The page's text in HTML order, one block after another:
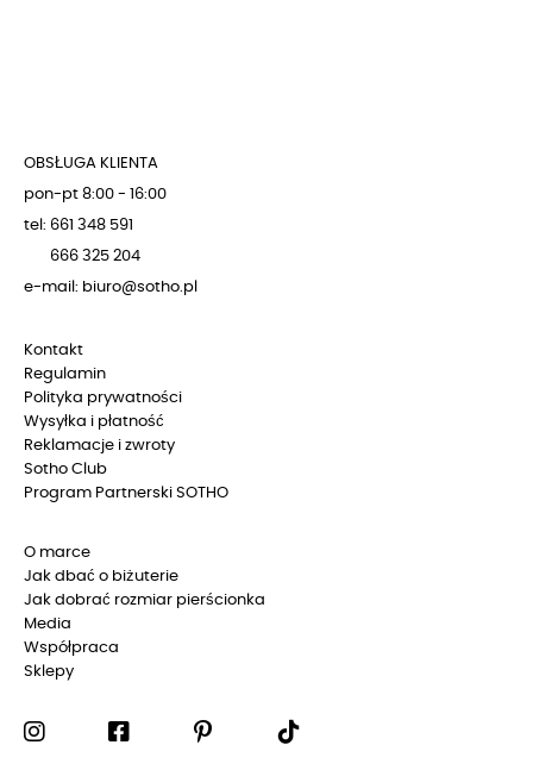
OBSŁUGA KLIENTA
pon-pt 8:00 - 16:00
tel: 661 348 591
666 325 204
e-mail: biuro@sotho.pl
Kontakt
Regulamin
Polityka prywatności
Wysyłka i płatność
Reklamacje i zwroty
Sotho Club
Program Partnerski SOTHO
O marce
Jak dbać o biżuterie
Jak dobrać rozmiar pierścionka
Media
Współpraca
Sklepy